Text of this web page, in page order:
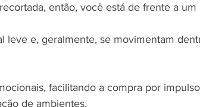
então, você está de frente a um
leve e, geralmente, se movimentam
facilitando a compra por
de ambientes.